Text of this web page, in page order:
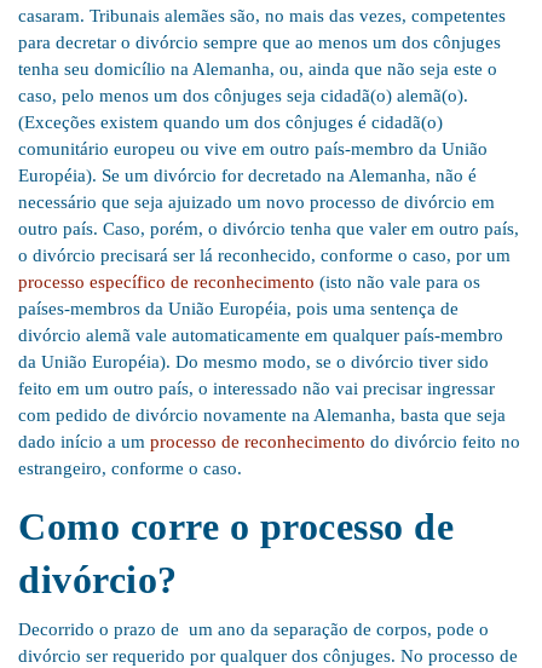
casaram. Tribunais alemães são, no mais das vezes, competentes
para decretar o divórcio sempre que ao menos um dos cônjuges
tenha seu domicílio na Alemanha, ou, ainda que não seja este o
caso, pelo menos um dos cônjuges seja cidadã(o) alemã(o).
(Exceções existem quando um dos cônjuges é cidadã(o)
comunitário europeu ou vive em outro país-membro da União
Européia). Se um divórcio for decretado na Alemanha, não é
necessário que seja ajuizado um novo processo de divórcio em
outro país. Caso, porém, o divórcio tenha que valer em outro país,
o divórcio precisará ser lá reconhecido, conforme o caso, por um
processo específico de reconhecimento (isto não vale para os
países-membros da União Européia, pois uma sentença de
divórcio alemã vale automaticamente em qualquer país-membro
da União Européia). Do mesmo modo, se o divórcio tiver sido
feito em um outro país, o interessado não vai precisar ingressar
com pedido de divórcio novamente na Alemanha, basta que seja
dado início a um processo de reconhecimento do divórcio feito no
estrangeiro, conforme o caso.
Como corre o processo de
divórcio?
Decorrido o prazo de um ano da separação de corpos, pode o
divórcio ser requerido por qualquer dos cônjuges. No processo de